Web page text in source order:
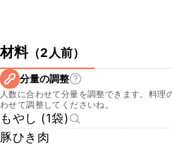
材料（2人前）
分量の調整
人数に合わせて分量を調整できます。料理
わせて調整してくださいね。
もやし (1袋)
豚ひき肉